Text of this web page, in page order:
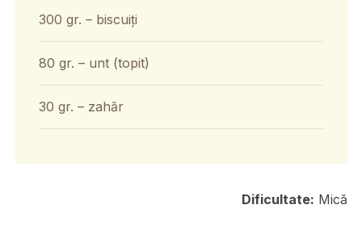
300 gr. – biscuiți
80 gr. – unt (topit)
30 gr. – zahăr
Dificultate: Mică